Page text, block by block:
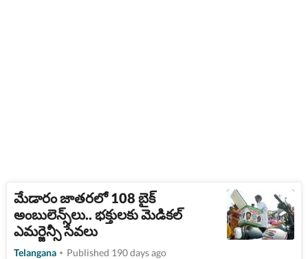
మేడారం జాతరలో 108 బైక్
అంబులెన్స్‌లు.. భక్తులకు మెడికల్
ఎమర్జెన్సీ సేవలు
Telangana Published 190 days ago